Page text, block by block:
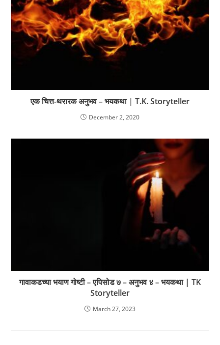
एक चित्त-थरारक अनुभव – भयकथा | T.K. Storyteller
December 2, 2020
गावाकडच्या भयाण गोष्टी – एपिसोड ७ – अनुभव ४ – भयकथा | TK
Storyteller
March 27, 2023